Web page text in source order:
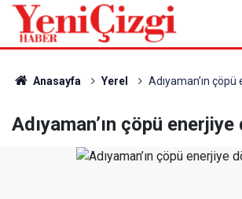
Anasayfa Yerel Adıyaman’ın
Adıyaman’ın çöpü